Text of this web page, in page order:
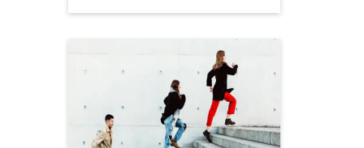
Competitividade e
Estratégia
Detalhes do curso